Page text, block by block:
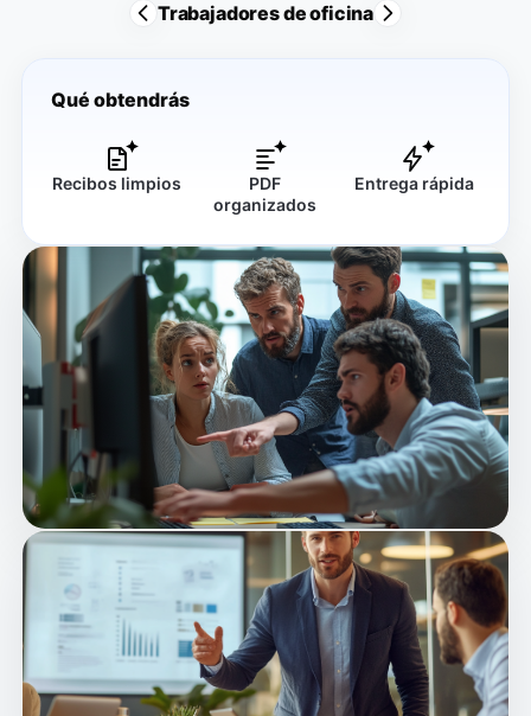
Trabajadores de oficina
Qué obtendrás
Recibos limpios
PDF
organizados
Entrega rápida